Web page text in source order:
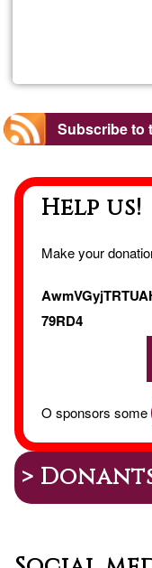
Subscribe to
Help us!
Make your
79RD4
O sponsors some
>